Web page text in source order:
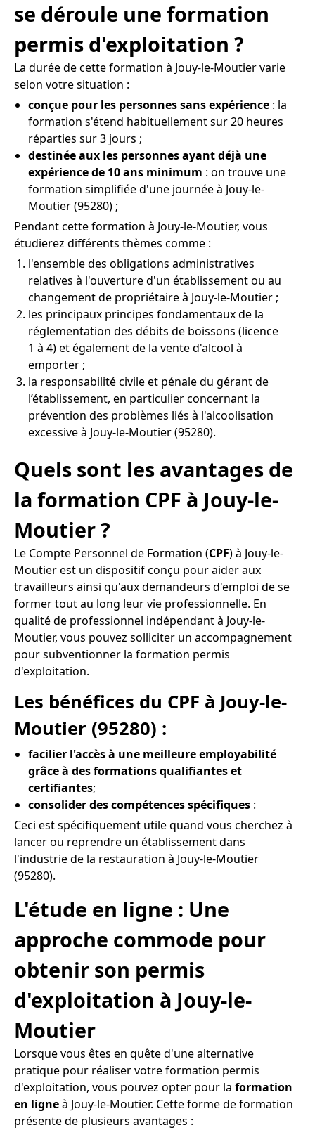
se déroule une formation
permis d'exploitation ?
La durée de cette formation à Jouy-le-Moutier varie
selon votre situation :
conçue pour les personnes sans expérience : la
formation s'étend habituellement sur 20 heures
réparties sur 3 jours ;
destinée aux les personnes ayant déjà une
expérience de 10 ans minimum : on trouve une
formation simplifiée d'une journée à Jouy-le-
Moutier (95280) ;
Pendant cette formation à Jouy-le-Moutier, vous
étudierez différents thèmes comme :
l'ensemble des obligations administratives
relatives à l'ouverture d'un établissement ou au
changement de propriétaire à Jouy-le-Moutier ;
les principaux principes fondamentaux de la
réglementation des débits de boissons (licence
1 à 4) et également de la vente d'alcool à
emporter ;
la responsabilité civile et pénale du gérant de
l’établissement, en particulier concernant la
prévention des problèmes liés à l'alcoolisation
excessive à Jouy-le-Moutier (95280).
Quels sont les avantages de
la formation CPF à Jouy-le-
Moutier ?
Le Compte Personnel de Formation (CPF) à Jouy-le-
Moutier est un dispositif conçu pour aider aux
travailleurs ainsi qu'aux demandeurs d'emploi de se
former tout au long leur vie professionnelle. En
qualité de professionnel indépendant à Jouy-le-
Moutier, vous pouvez solliciter un accompagnement
pour subventionner la formation permis
d'exploitation.
Les bénéfices du CPF à Jouy-le-
Moutier (95280) :
facilier l'accès à une meilleure employabilité
grâce à des formations qualifiantes et
certifiantes;
consolider des compétences spécifiques :
Ceci est spécifiquement utile quand vous cherchez à
lancer ou reprendre un établissement dans
l'industrie de la restauration à Jouy-le-Moutier
(95280).
L'étude en ligne : Une
approche commode pour
obtenir son permis
d'exploitation à Jouy-le-
Moutier
Lorsque vous êtes en quête d'une alternative
pratique pour réaliser votre formation permis
d'exploitation, vous pouvez opter pour la formation
en ligneà Jouy-le-Moutier. Cette forme de formation
présente de plusieurs avantages :